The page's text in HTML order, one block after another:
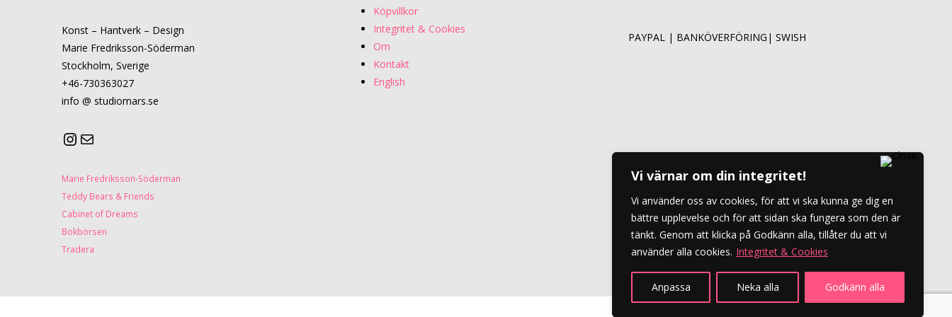
Vi värnar om din integritet!
Vi använder oss av cookies, för att vi ska kunna ge dig en
bättre upplevelse och för att sidan ska fungera som den är
tänkt. Genom att klicka på Godkänn alla, tillåter du att vi
använder alla cookies. Integritet & Cookies
Anpassa Neka alla Godkänn alla
Konst – Hantverk – Design
Marie Fredriksson-Söderman
Stockholm, Sverige
+46-730363027
info @ studiomars.se
Marie Fredriksson-Söderman
Teddy Bears & Friends
Cabinet of Dreams
Bokbörsen
Tradera
Köpvillkor
Integritet & Cookies
Om
Kontakt
English
PAYPAL | BANKÖVERFÖRING | SWISH